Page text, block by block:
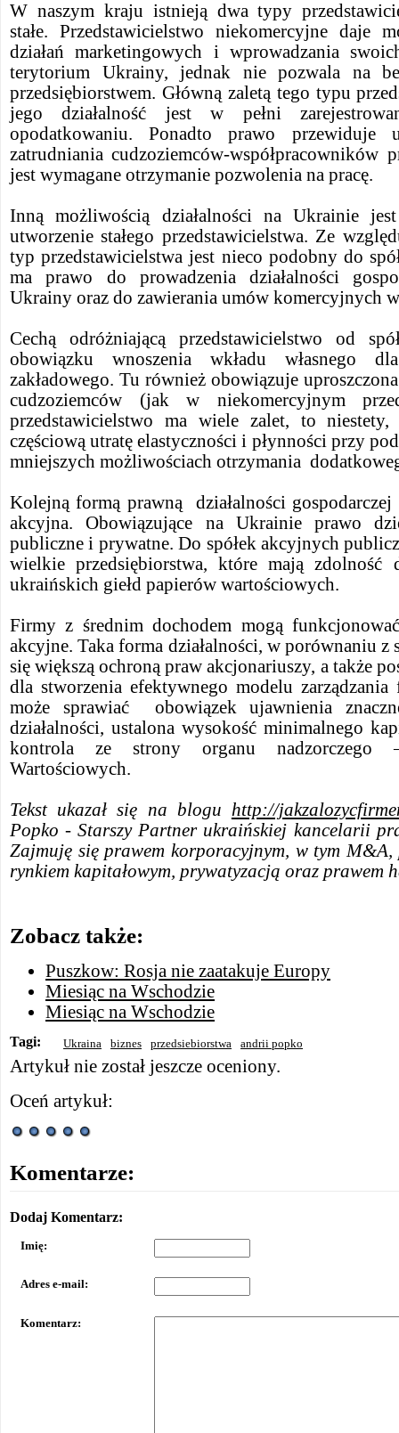
W naszym kraju istnieją dwa typy
stałe. Przedstawicielstwo niekomercyjne daje
działań marketingowych i wprowadzania
terytorium Ukrainy, jednak nie pozwala na
przedsiębiorstwem. Główną zaletą tego typu
jego działalność jest w pełni
opodatkowaniu. Ponadto prawo przewiduje
zatrudniania cudzoziemców-współpracowników
jest wymagane otrzymanie pozwolenia na pracę.
Inną możliwością działalności na Ukrainie
utworzenie stałego przedstawicielstwa. Ze
typ przedstawicielstwa jest nieco podobny do
ma prawo do prowadzenia działalności
Ukrainy oraz do zawierania umów komercyjnych
Cechą odróżniającą przedstawicielstwo od
obowiązku wnoszenia wkładu własnego
zakładowego. Tu również obowiązuje
cudzoziemców (jak w niekomercyjnym
przedstawicielstwo ma wiele zalet, to
częściową utratę elastyczności i płynności przy
mniejszych możliwościach otrzymania
Kolejną formą prawną działalności gospodarczej
akcyjna. Obowiązujące na Ukrainie prawo
publiczne i prywatne. Do spółek akcyjnych
wielkie przedsiębiorstwa, które mają
ukraińskich giełd papierów wartościowych.
Firmy z średnim dochodem mogą
akcyjne. Taka forma działalności, w porównaniu z
się większą ochroną praw akcjonariuszy, a także
dla stworzenia efektywnego modelu
może sprawiać obowiązek ujawnienia
działalności, ustalona wysokość minimalnego
kontrola ze strony organu nadzorczego
Wartościowych.
Tekst ukazał się na blogu http://
Popko - Starszy Partner ukraińskiej kancelarii
Zajmuję się prawem korporacyjnym, w tym M&A,
rynkiem kapitałowym, prywatyzacją oraz prawem
Zobacz także:
Puszkow: Rosja nie zaatakuje Europy
Miesiąc na Wschodzie
Miesiąc na Wschodzie
Tagi: Ukraina biznes przedsiebiorstwa andrii popko
Artykuł nie został jeszcze oceniony.
Oceń artykuł:
Komentarze:
Dodaj Komentarz:
Imię:
Adres e-mail:
Komentarz: